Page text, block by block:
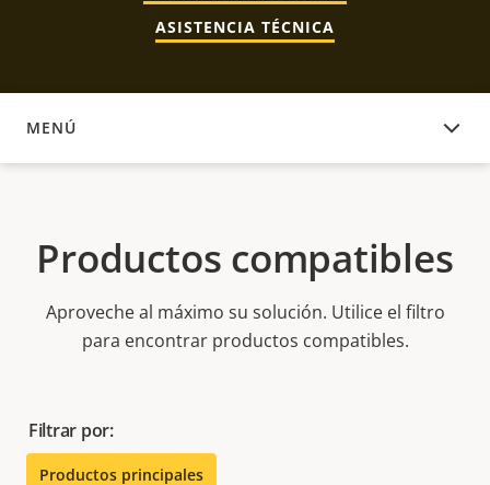
ASISTENCIA TÉCNICA
MENÚ
PRODUCTOS COMPATIBLES
Productos compatibles
Aproveche al máximo su solución. Utilice el filtro
para encontrar productos compatibles.
Filtrar por:
Productos principales